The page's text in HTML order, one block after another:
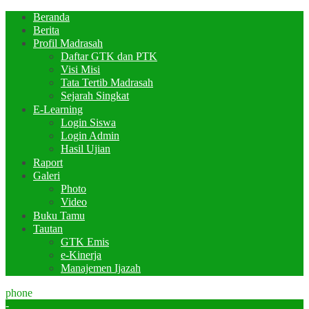
Beranda
Berita
Profil Madrasah
Daftar GTK dan PTK
Visi Misi
Tata Tertib Madrasah
Sejarah Singkat
E-Learning
Login Siswa
Login Admin
Hasil Ujian
Raport
Galeri
Photo
Video
Buku Tamu
Tautan
GTK Emis
e-Kinerja
Manajemen Ijazah
phone
-